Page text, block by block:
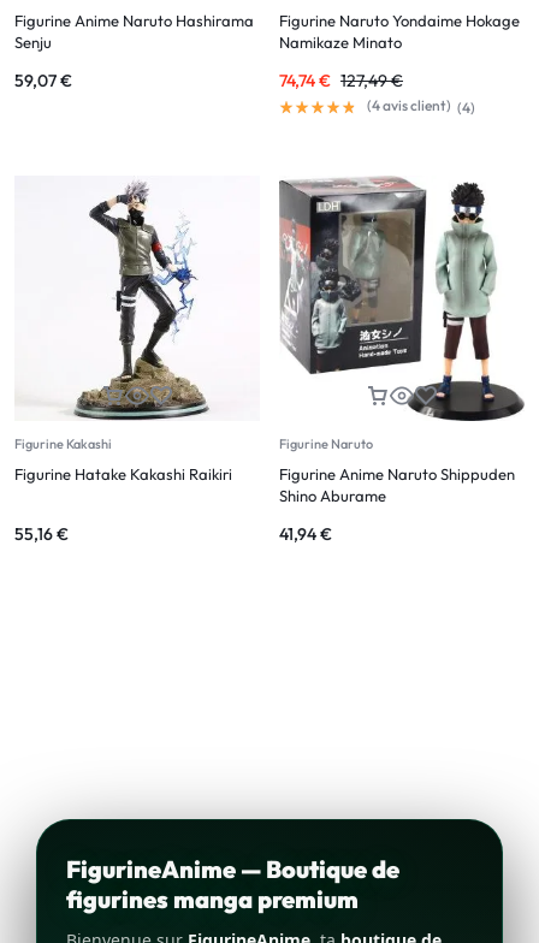
Figurine Anime Naruto Hashirama
Senju
59,07€
Figurine Naruto Yondaime Hokage
Namikaze Minato
127,49€
74,74€
(4avis client) (4)
Figurine Kakashi
Figurine Hatake Kakashi Raikiri
55,16€
Figurine Naruto
Figurine Anime Naruto Shippuden
Shino Aburame
41,94€
FigurineAnime — Boutique de
figurines manga premium